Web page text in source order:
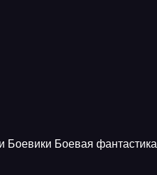
Боевики Боевая фантастика